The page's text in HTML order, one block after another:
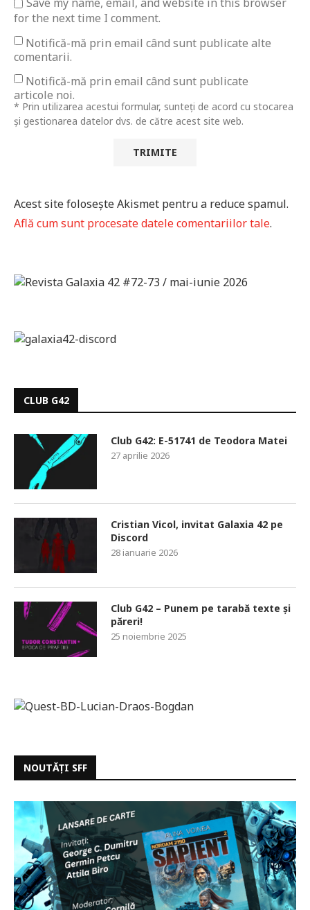
for the next time I comment.
Notifică-mă prin email când sunt publicate alte
comentarii.
Notifică-mă prin email când sunt publicate
articole noi.
* Prin utilizarea acestui formular, sunteți de acord cu stocarea
și gestionarea datelor dvs. de către acest site web.
Acest site folosește Akismet pentru a reduce spamul.
Află cum sunt procesate datele comentariilor tale.
CLUB G42
Club G42: E-51741 de Teodora Matei
27 aprilie 2026
Cristian Vicol, invitat Galaxia 42 pe
Discord
28 ianuarie 2026
Club G42 – Punem pe tarabă texte și
păreri!
25 noiembrie 2025
NOUTĂȚI SFF